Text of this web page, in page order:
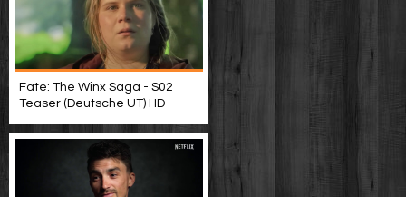
Fate: The Winx Saga - S02
Teaser (Deutsche UT) HD